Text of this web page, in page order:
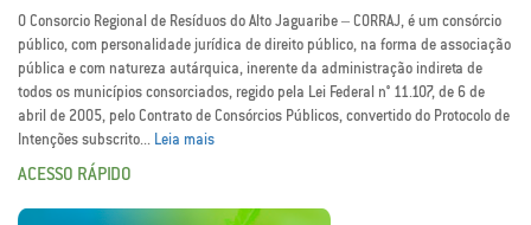
O Consorcio Regional de Resíduos do Alto Jaguaribe – CORRAJ, é um consórcio
público, com personalidade jurídica de direito público, na forma de associação
pública e com natureza autárquica, inerente da administração indireta de
todos os municípios consorciados, regido pela Lei Federal n° 11.107, de 6 de
abril de 2005, pelo Contrato de Consórcios Públicos, convertido do Protocolo de
Intenções subscrito... Leia mais
ACESSO RÁPIDO